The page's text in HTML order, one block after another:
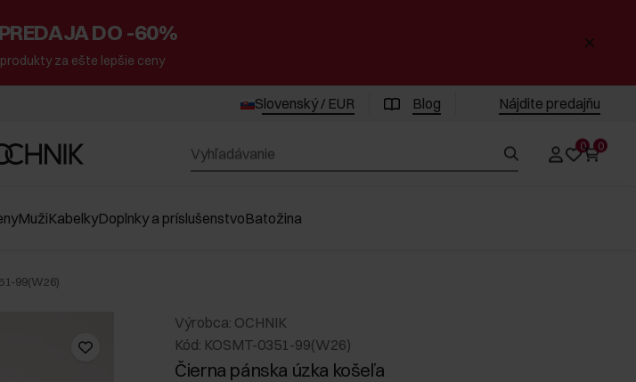
DO -60%
za ešte lepšie ceny
Slovenský / EUR Blog Nájdite predajňu
0 0
MužiKabelkyDoplnky a príslušenstvoBatožina
99(W26)
Výrobca: OCHNIK
Kód: KOSMT-0351-99(W26)
Čierna pánska úzka košeľa